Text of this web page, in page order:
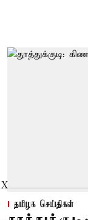
தமிழக செய்திகள்
X